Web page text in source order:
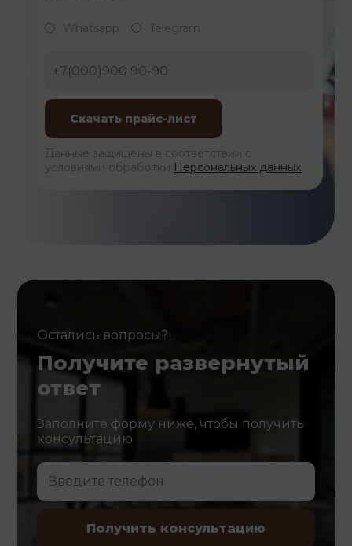
Whatsapp Telegram
Данные защищены в соответствии с
условиями обработки Персональных данных
Остались вопросы?
Получите развернутый
ответ
Заполните форму ниже, чтобы получить
консультацию